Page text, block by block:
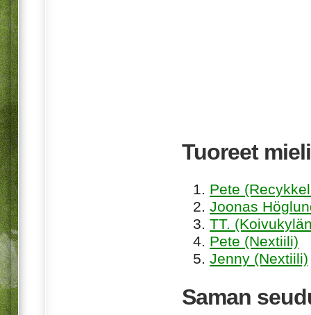
Tuoreet
Pete
Joonas
TT.
Pete (Nextiili)
Jenny (Nextiili)
Saman